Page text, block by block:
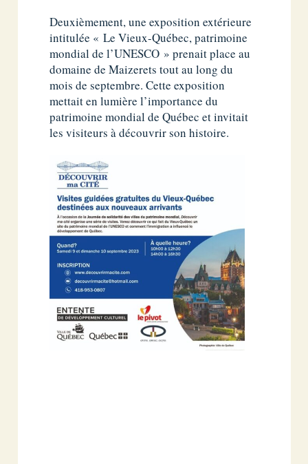
Deuxièmement, une exposition extérieure
intitulée « Le Vieux-Québec, patrimoine
mondial de l’UNESCO » prenait place au
domaine de Maizerets tout au long du
mois de septembre. Cette exposition
mettait en lumière l’importance du
patrimoine mondial de Québec et invitait
les visiteurs à découvrir son histoire.